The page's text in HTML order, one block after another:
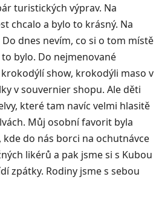
turistických výprav. Na
chcalo a bylo to krásný. Na
dnes nevím, co si o tom místě
bylo. Do nejmenované
show, krokodýli maso v
v souvernier shopu. Ale děti
které tam navíc velmi hlasitě
Můj osobní favorit byla
kde do nás borci na ochutnávce
likérů a pak jsme si s Kubou
zpátky. Rodiny jsme s sebou